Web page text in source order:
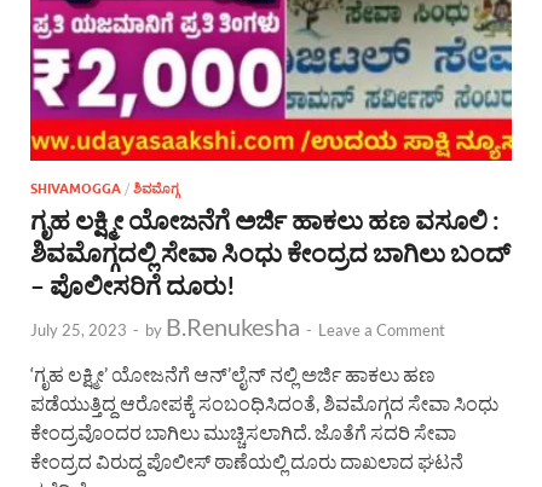
SHIVAMOGGA / ಶಿವಮೊಗ್ಗ
ಗೃಹ ಲಕ್ಷ್ಮೀ ಯೋಜನೆಗೆ ಅರ್ಜಿ ಹಾಕಲು ಹಣ ವಸೂಲಿ :
ಶಿವಮೊಗ್ಗದಲ್ಲಿ ಸೇವಾ ಸಿಂಧು ಕೇಂದ್ರದ ಬಾಗಿಲು ಬಂದ್
– ಪೊಲೀಸರಿಗೆ ದೂರು!
July 25, 2023 - by B.Renukesha - Leave a Comment
‘ಗೃಹ ಲಕ್ಷ್ಮೀ’ ಯೋಜನೆಗೆ ಆನ್’ಲೈನ್ ನಲ್ಲಿ ಅರ್ಜಿ ಹಾಕಲು ಹಣ
ಪಡೆಯುತ್ತಿದ್ದ ಆರೋಪಕ್ಕೆ ಸಂಬಂಧಿಸಿದಂತೆ, ಶಿವಮೊಗ್ಗದ ಸೇವಾ ಸಿಂಧು
ಕೇಂದ್ರವೊಂದರ ಬಾಗಿಲು ಮುಚ್ಚಿಸಲಾಗಿದೆ. ಜೊತೆಗೆ ಸದರಿ ಸೇವಾ
ಕೇಂದ್ರದ ವಿರುದ್ದ ಪೊಲೀಸ್ ಠಾಣೆಯಲ್ಲಿ ದೂರು ದಾಖಲಾದ ಘಟನೆ